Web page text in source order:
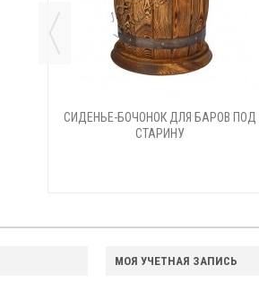
СИДЕНЬЕ-БОЧОНОК ДЛЯ БАРОВ ПОД
СТАРИНУ
МОЯ УЧЕТНАЯ ЗАПИСЬ